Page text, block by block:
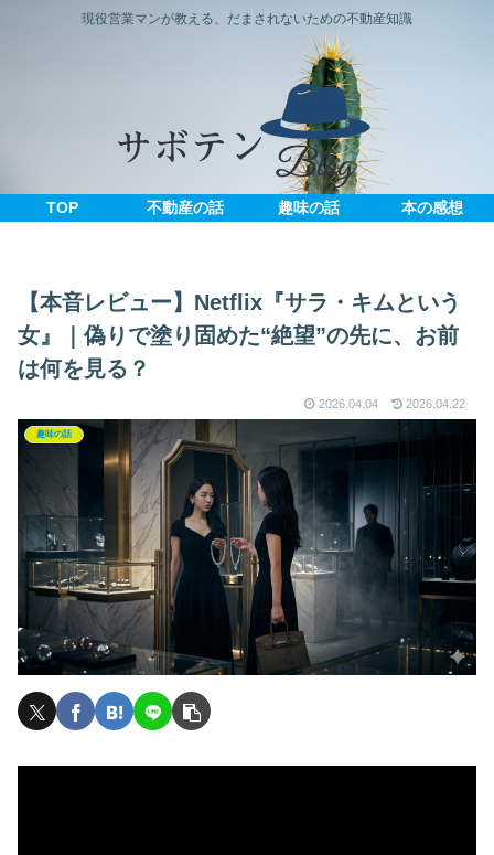
現役営業マンが教える、だまされないための不動産知識
TOP 不動産の話 趣味の話 本の感想
【本音レビュー】Netflix『サラ・キムという
女』｜偽りで塗り固めた“絶望”の先に、お前
は何を見る？
2026.04.04 2026.04.22
趣味の話